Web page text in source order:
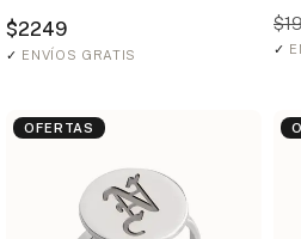
$2249
✓ ENVÍOS GRATIS ✓
OFERTAS